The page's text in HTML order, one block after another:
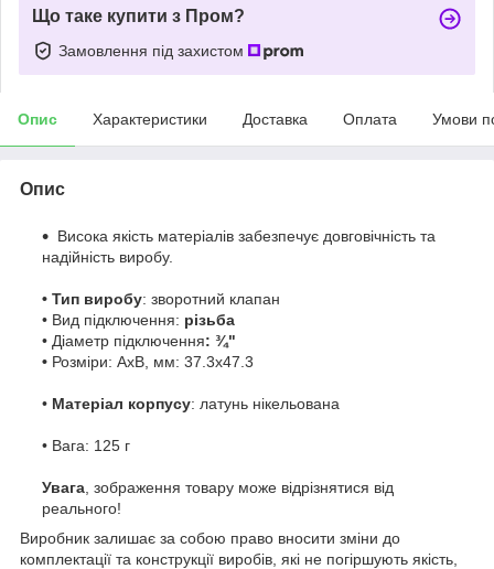
Що таке купити з Пром?
Замовлення під захистом
Опис Характеристики Доставка Оплата Умови
Опис
Висока якість матеріалів забезпечує довговічність та
надійність виробу.
• Тип виробу: зворотний клапан
• Вид підключення: різьба
• Діаметр підключення: ¾"
• Розміри: АхВ, мм: 37.3х47.3
• Матеріал корпусу: латунь нікельована
• Вага: 125 г
Увага , зображення товару може відрізнятися від
реального!
Виробник залишає за собою право вносити зміни до
комплектації та конструкції виробів, які не погіршують якість,